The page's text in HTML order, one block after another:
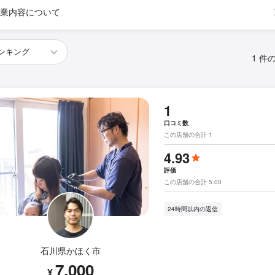
内容について
1 件
石川県かほく市
7,000
1
口コミ数
この店舗の合計 1
4.93
評価
この店舗の合計 5.00
24時間以内の返信